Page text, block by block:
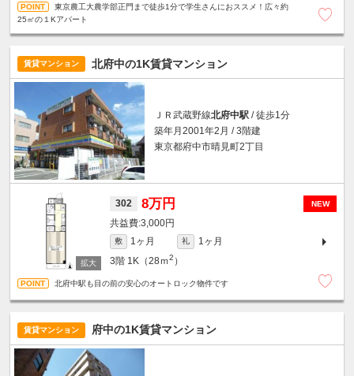
東京農工大農学部正門まで徒歩1分で学生さんにおススメ！広々約
25㎡の１Kアパート
賃貸マンション 北府中の1K賃貸マンション
ＪＲ武蔵野線北府中駅 / 徒歩1分
築年月2001年2月 / 3階建
東京都府中市晴見町2丁目
NEW
302 8万円
3,000円
敷 1ヶ月 礼
1ヶ月
3階 1K（28ｍ2 ）
北府中駅も目の前の安心のオートロック物件です
賃貸マンション 府中の1K賃貸マンション